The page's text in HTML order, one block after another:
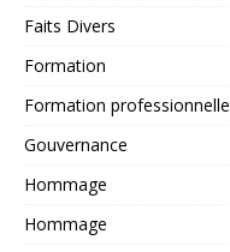
Faits Divers
Formation
Formation professionnelle
Gouvernance
Hommage
Hommage